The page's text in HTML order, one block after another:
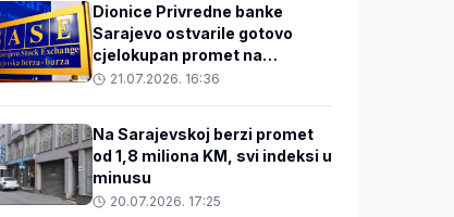
Dionice Privredne banke
Sarajevo ostvarile gotovo
cjelokupan promet na
Sarajevskoj berzi
21.07.2026. 16:36
Na Sarajevskoj berzi promet
od 1,8 miliona KM, svi indeksi u
minusu
20.07.2026. 17:25